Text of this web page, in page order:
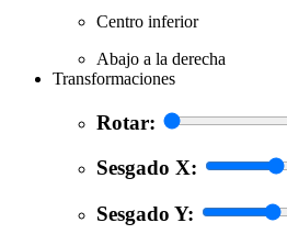
Centro inferior
Abajo a la derecha
Transformaciones
Rotar:
Sesgado X:
Sesgado Y: